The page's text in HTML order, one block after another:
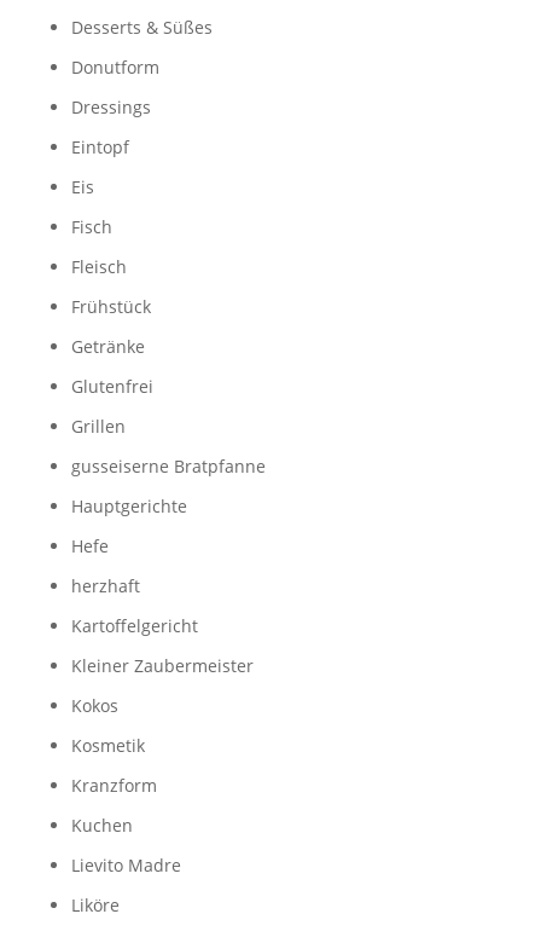
Desserts & Süßes
Donutform
Dressings
Eintopf
Eis
Fisch
Fleisch
Frühstück
Getränke
Glutenfrei
Grillen
gusseiserne Bratpfanne
Hauptgerichte
Hefe
herzhaft
Kartoffelgericht
Kleiner Zaubermeister
Kokos
Kosmetik
Kranzform
Kuchen
Lievito Madre
Liköre